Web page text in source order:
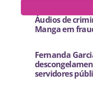
Áudios de
Manga em
Fernanda
servidores